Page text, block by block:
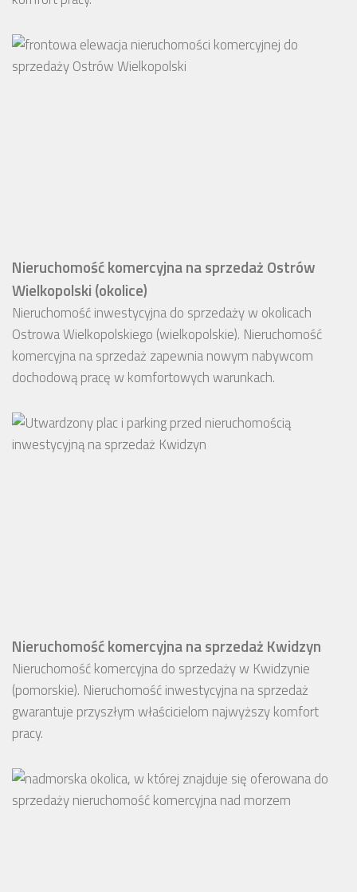
Nieruchomość komercyjna na sprzedaż Ostrów
Wielkopolski (okolice)
Nieruchomość inwestycyjna do sprzedaży w okolicach
Ostrowa Wielkopolskiego (wielkopolskie). Nieruchomość
komercyjna na sprzedaż zapewnia nowym nabywcom
dochodową pracę w komfortowych warunkach.
Nieruchomość komercyjna na sprzedaż Kwidzyn
Nieruchomość komercyjna do sprzedaży w Kwidzynie
(pomorskie). Nieruchomość inwestycyjna na sprzedaż
gwarantuje przyszłym właścicielom najwyższy komfort
pracy.